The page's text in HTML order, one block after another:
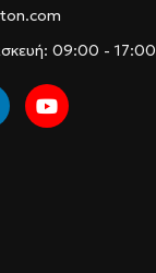
09:00 - 17:00